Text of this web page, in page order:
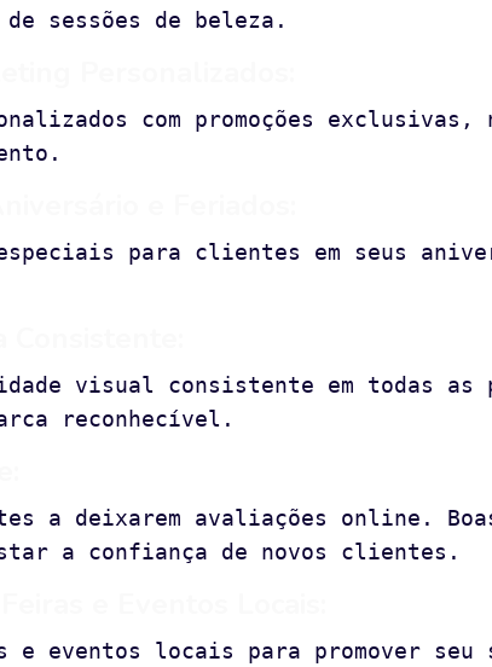
sessões de beleza.
com promoções exclusivas,
para clientes em seus
visual consistente em todas
reconhecível.
a deixarem avaliações online.
a confiança de novos clientes.
eventos locais para promover seu